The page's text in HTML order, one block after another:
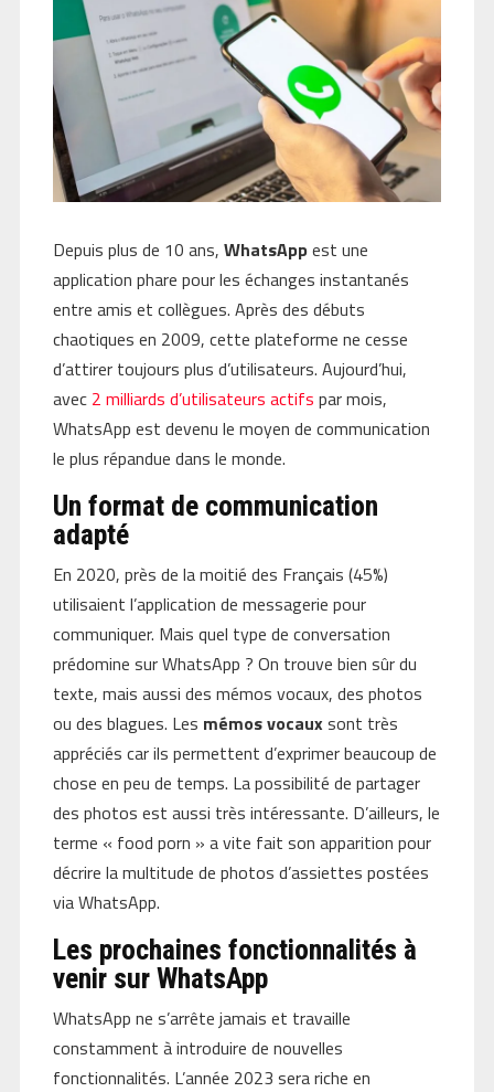
Depuis plus de 10 ans, WhatsAppest une
application phare pour les échanges instantanés
entre amis et collègues. Après des débuts
chaotiques en 2009, cette plateforme ne cesse
d’attirer toujours plus d’utilisateurs. Aujourd’hui,
avec 2 milliards d’utilisateurs actifs par mois,
WhatsApp est devenu le moyen de communication
le plus répandue dans le monde.
Un format de communication
adapté
En 2020, près de la moitié des Français (45%)
utilisaient l’application de messagerie pour
communiquer. Mais quel type de conversation
prédomine sur WhatsApp ? On trouve bien sûr du
texte, mais aussi des mémos vocaux, des photos
ou des blagues. Les mémos vocauxsont très
appréciés car ils permettent d’exprimer beaucoup de
chose en peu de temps. La possibilité de partager
des photos est aussi très intéressante. D’ailleurs, le
terme « food porn » a vite fait son apparition pour
décrire la multitude de photos d’assiettes postées
via WhatsApp.
Les prochaines fonctionnalités à
venir sur WhatsApp
WhatsApp ne s’arrête jamais et travaille
constamment à introduire de nouvelles
fonctionnalités. L’année 2023 sera riche en